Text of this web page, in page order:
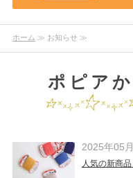
ホーム ≫ お知らせ ≫
ポピア
2025年05
人気の新商